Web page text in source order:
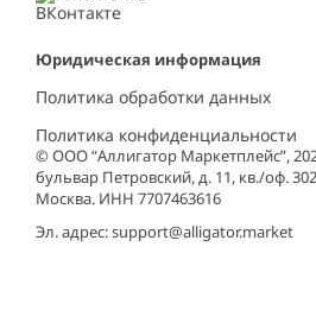
Юридическая информация
Политика обработки данных
Политика конфиденциальности
© ООО “Аллигатор Маркетплейс”,
бульвар Петровский, д. 11, кв./оф.
Москва. ИНН 7707463616
Эл. адрес:support@alligator.market